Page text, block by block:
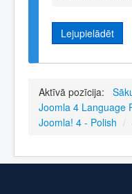
Lejupielādēt
Aktīvā pozīcija:
Joomla 4 Language
Joomla! 4 - Polish /